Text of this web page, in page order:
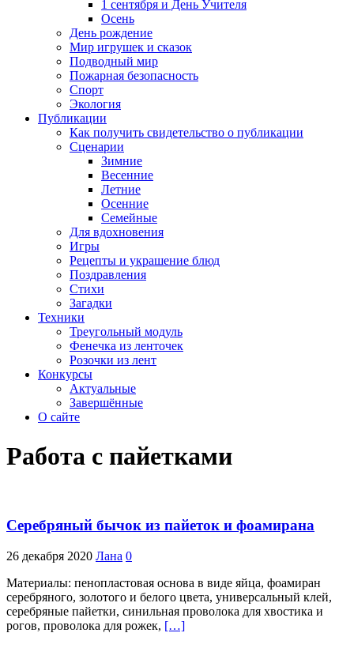
1 сентября и День Учителя
Осень
День рождение
Мир игрушек и сказок
Подводный мир
Пожарная безопасность
Спорт
Экология
Публикации
Как получить свидетельство о публикации
Сценарии
Зимние
Весенние
Летние
Осенние
Семейные
Для вдохновения
Игры
Рецепты и украшение блюд
Поздравления
Стихи
Загадки
Техники
Треугольный модуль
Фенечка из ленточек
Розочки из лент
Конкурсы
Актуальные
Завершённые
О сайте
Работа с пайетками
Серебряный бычок из пайеток и фоамирана
26 декабря 2020 Лана 0
Материалы: пенопластовая основа в виде яйца, фоамиран
серебряного, золотого и белого цвета, универсальный клей,
серебряные пайетки, синильная проволока для хвостика и
рогов, проволока для рожек, […]